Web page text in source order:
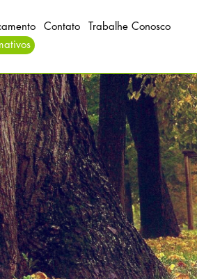
Contato
Trabalhe Conosco